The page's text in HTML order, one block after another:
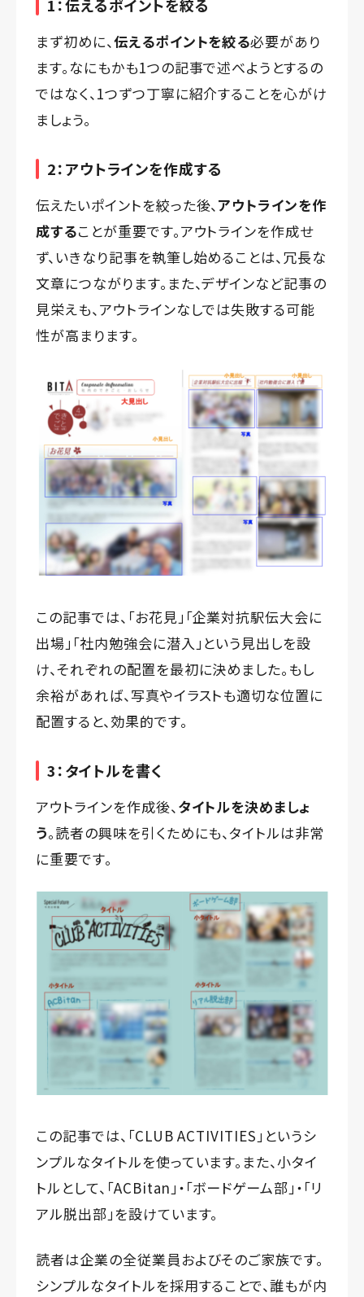
1：伝えるポイントを絞る
まず初めに、伝えるポイントを絞る必要があり
ます。なにもかも1つの記事で述べようとするの
ではなく、1つずつ丁寧に紹介することを心がけ
ましょう。
2：アウトラインを作成する
伝えたいポイントを絞った後、 アウトラインを作
成することが重要です。アウトラインを作成せ
ず、いきなり記事を執筆し始めることは、冗長な
文章につながります。また、デザインなど記事の
見栄えも、アウトラインなしでは失敗する可能
性が高まります。
この記事では、「お花見」「企業対抗駅伝大会に
出場」「社内勉強会に潜入」という見出しを設
け、それぞれの配置を最初に決めました。もし
余裕があれば、写真やイラストも適切な位置に
配置すると、効果的です。
3：タイトルを書く
アウトラインを作成後、 タイトルを決めましょ
う。読者の興味を引くためにも、タイトルは非常
に重要です。
この記事では、「CLUB ACTIVITIES」というシ
ンプルなタイトルを使っています。また、小タイ
トルとして、「ACBitan」・「ボードゲーム部」・「リ
アル脱出部」を設けています。
読者は企業の全従業員およびそのご家族です。
シンプルなタイトルを採用することで、誰もが内